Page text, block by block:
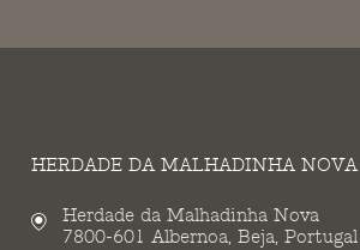
HERDADE DA MALHADINHA NOVA
Herdade da Malhadinha Nova
7800-601 Albernoa, Beja, Portugal